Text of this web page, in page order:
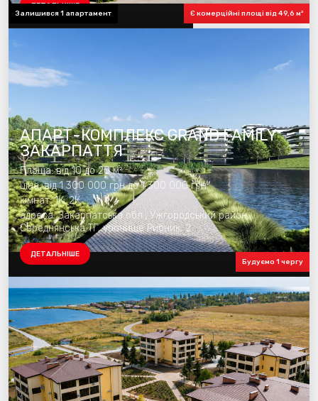
Залишився 1 апартамент Є комерційні площі від 49,6 м²
ДЕТАЛЬНІШЕ
Будуємо 1 чергу
АПАРТ-КОМПЛЕКС GRAND FAMILY
ЗАКАРПАТТЯ
Площа: від 10 до 20 м²
ціна: від 1 300 000 грн до 1 300 000 грн
кімнат: 1К, 2К
адреса: Закарпатська обл., Ужгородський район,
Середнянська ТГ, урочище Рибник, 2
ДЕТАЛЬНІШЕ